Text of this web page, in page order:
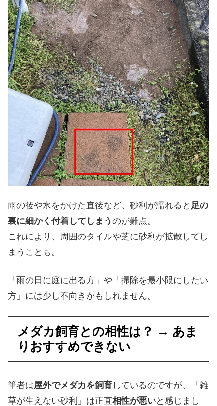
雨の後や水をかけた直後など、砂利が濡れると 足の
裏に細かく付着してしまう のが難点。
これにより、周囲のタイルや芝に砂利が拡散してし
まうことも。
「雨の日に庭に出る方」や「掃除を最小限にしたい
方」には少し不向きかもしれません。
メダカ飼育との相性は？ → あま
りおすすめできない
筆者は屋外でメダカを飼育 しているのですが、「雑
草が生えない砂利」は正直相性が悪いと感じまし